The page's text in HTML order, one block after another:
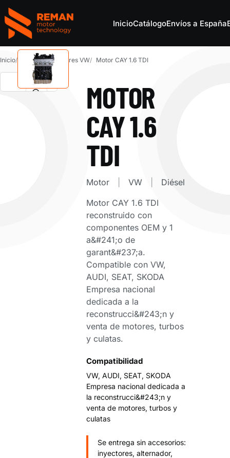
REMAN Motor Parts
InicioCatálogoEnvíos a España
Inicio Catálogo Motores VW Motor CAY 1.6 TDI
MOTOR
CAY 1.6
TDI
Motor VW
Diésel
Motor CAY 1.6 TDI
reconstruido con
componentes OEM y 1
a&#241;o de
garant&#237;a.
Compatible con VW,
AUDI, SEAT, SKODA
Empresa nacional
dedicada a la
reconstrucci&#243;n y
venta de motores, turbos
y culatas.
Compatibilidad
VW, AUDI, SEAT, SKODA
Empresa nacional dedicada a
la reconstrucci&#243;n y
venta de motores, turbos y
culatas
Se entrega sin accesorios:
inyectores, alternador,